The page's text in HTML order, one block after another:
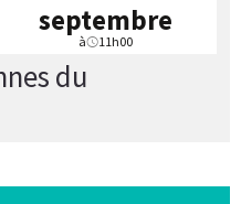
du
septembre
à 11h00